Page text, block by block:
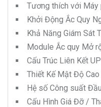
Tương thích với Máy
Khởi Động Ắc Quy
Khả Năng Giám Sát
Module Ắc quy Mở
Cấu Trúc Liên Kết
Thiết Kế Mật Độ Cao
Hệ số Công suất
Cấu Hình Giá Đỡ /